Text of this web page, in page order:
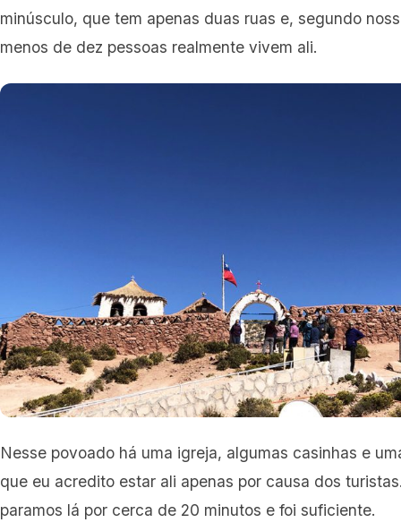
minúsculo, que tem apenas duas ruas e, segundo
menos de dez pessoas realmente vivem ali.
Nesse povoado há uma igreja, algumas casinhas e
que eu acredito estar ali apenas por causa dos
paramos lá por cerca de 20 minutos e foi suficiente.